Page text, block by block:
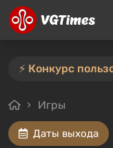
Игры
Даты выхода